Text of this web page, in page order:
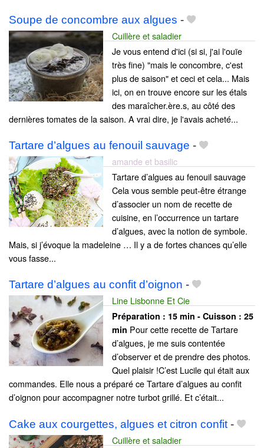
Soupe de concombre aux algues -
Cuillère et saladier
Je vous entend d'ici (si si, j'ai l'ouïe
très fine) "mais le concombre, c'est
plus de saison" et ceci et cela... Mais
ici, on en trouve encore sur les étals
des maraîcher.ère.s, au côté des
dernières tomates de la saison. A vrai dire, je l'avais acheté...
Tartare d’algues au fenouil sauvage -
amande et basilic
Tartare d’algues au fenouil sauvage
Cela vous semble peut-être étrange
d’associer un nom de recette de
cuisine, en l’occurrence un tartare
d’algues, avec la notion de symbole.
Mais, si j’évoque la madeleine … Il y a de fortes chances qu’elle
vous fasse...
Tartare d’algues au confit d’oignon -
Line Lisbonne Et Cie
Préparation : 15 min - Cuisson : 25
min Pour cette recette de Tartare
d’algues, je me suis contentée
d’observer et de prendre des photos.
Quel plaisir !C’est Lucile qui était aux
commandes. Elle nous a préparé ce Tartare d’algues au confit
d’oignon pour accompagner notre turbot grillé. Et c’était...
Cake aux courgettes, algues et citron confit -
Cuillère et saladier